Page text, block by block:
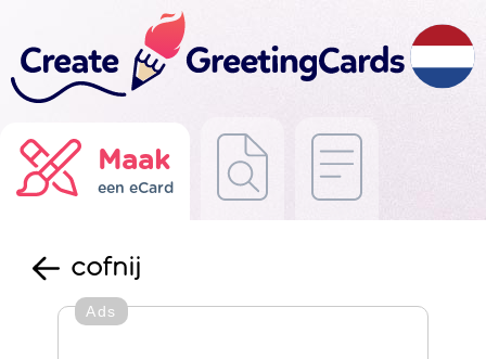
Maak
een eCard
cofnij
Ads